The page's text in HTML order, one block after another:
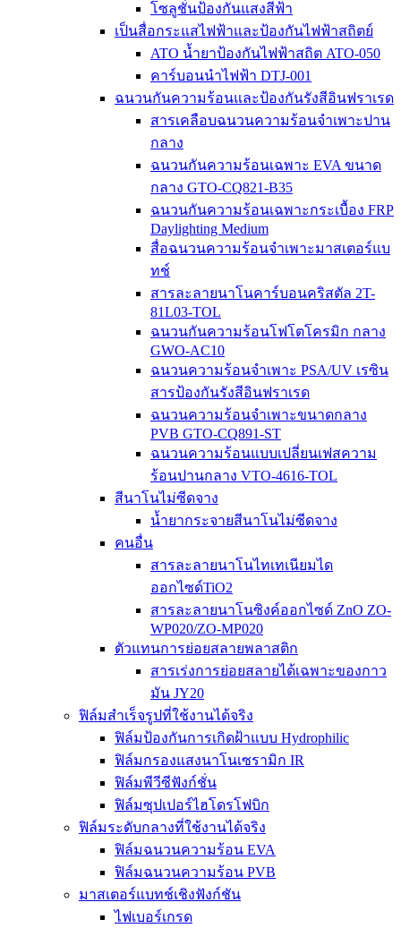
โซลูชั่นป้องกันแสงสีฟ้า
เป็นสื่อกระแสไฟฟ้าและป้องกันไฟฟ้าสถิตย์
ATO น้ำยาป้องกันไฟฟ้าสถิต ATO-050
คาร์บอนนำไฟฟ้า DTJ-001
ฉนวนกันความร้อนและป้องกันรังสีอินฟราเรด
สารเคลือบฉนวนความร้อนจำเพาะปาน
กลาง
ฉนวนกันความร้อนเฉพาะ EVA ขนาด
กลาง GTO-CQ821-B35
ฉนวนกันความร้อนเฉพาะกระเบื้อง FRP
Daylighting Medium
สื่อฉนวนความร้อนจำเพาะมาสเตอร์แบ
ทช์
สารละลายนาโนคาร์บอนคริสตัล 2T-
81L03-TOL
ฉนวนกันความร้อนโฟโตโครมิก กลาง
GWO-AC10
ฉนวนความร้อนจำเพาะ PSA/UV เรซิน
สารป้องกันรังสีอินฟราเรด
ฉนวนความร้อนจำเพาะขนาดกลาง
PVB GTO-CQ891-ST
ฉนวนความร้อนแบบเปลี่ยนเฟสความ
ร้อนปานกลาง VTO-4616-TOL
สีนาโนไม่ซีดจาง
น้ำยากระจายสีนาโนไม่ซีดจาง
คนอื่น
สารละลายนาโนไทเทเนียมได
ออกไซด์TiO2
สารละลายนาโนซิงค์ออกไซด์ ZnO ZO-
WP020/ZO-MP020
ตัวแทนการย่อยสลายพลาสติก
สารเร่งการย่อยสลายได้เฉพาะของกาว
มัน JY20
ฟิล์มสำเร็จรูปที่ใช้งานได้จริง
ฟิล์มป้องกันการเกิดฝ้าแบบ Hydrophilic
ฟิล์มกรองแสงนาโนเซรามิก IR
ฟิล์มพีวีซีฟังก์ชั่น
ฟิล์มซุปเปอร์ไฮโดรโฟบิก
ฟิล์มระดับกลางที่ใช้งานได้จริง
ฟิล์มฉนวนความร้อน EVA
ฟิล์มฉนวนความร้อน PVB
มาสเตอร์แบทช์เชิงฟังก์ชัน
ไฟเบอร์เกรด